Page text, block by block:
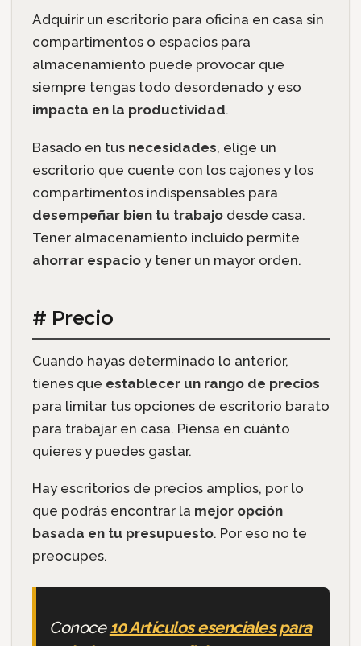
Adquirir un escritorio para oficina en casa sin
compartimentos o espacios para
almacenamiento puede provocar que
siempre tengas todo desordenado y eso
impacta en la productividad.
Basado en tus necesidades, elige un
escritorio que cuente con los cajones y los
compartimentos indispensables para
desempeñar bien tu trabajodesde casa.
Tener almacenamiento incluido permite
ahorrar espacio y tener un mayor orden.
# Precio
Cuando hayas determinado lo anterior,
tienes que establecer un rango de precios
para limitar tus opciones de escritorio barato
para trabajar en casa. Piensa en cuánto
quieres y puedes gastar.
Hay escritorios de precios amplios, por lo
que podrás encontrar la mejor opción
basada en tu presupuesto. Por eso no te
preocupes.
Conoce10 Artículos esenciales para